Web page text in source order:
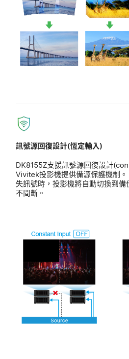
訊號源回復設計(恆定輸入)
DK8155Z支援訊號源回復設計
Vivitek投影機提供備源保護機制
失訊號時，投影機將自動切換到備
不間斷。